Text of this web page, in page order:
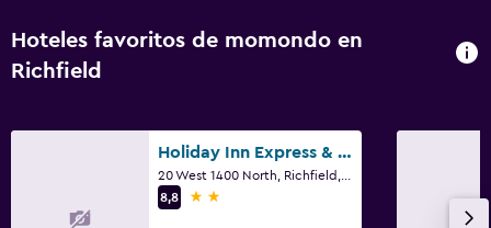
Hoteles favoritos de momondo en
Richfield
Holiday Inn Express & Suites Richfield By IHG
8,8
2 estrellas